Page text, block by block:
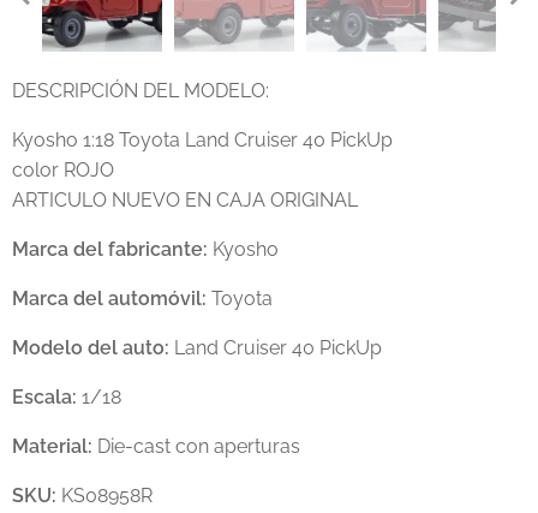
DESCRIPCIÓN DEL MODELO:
Kyosho 1:18 Toyota Land Cruiser 40 PickUp
color ROJO
ARTICULO NUEVO EN CAJA ORIGINAL
Marca del fabricante: Kyosho
Marca del automóvil: Toyota
Modelo del auto: Land Cruiser 40 PickUp
Escala: 1/18
Material: Die-cast con aperturas
SKU: KS08958R